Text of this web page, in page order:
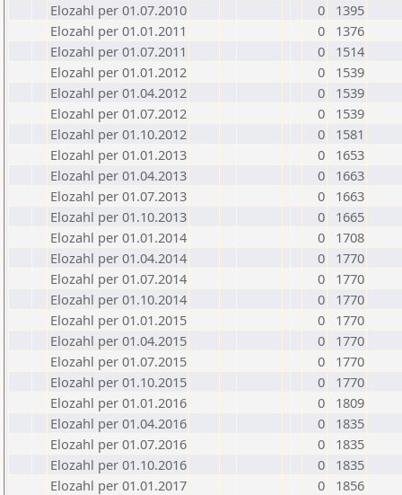
Elozahl per 01.07.2010
0
1395
Elozahl per 01.01.2011
0
1376
Elozahl per 01.07.2011
0
1514
Elozahl per 01.01.2012
0
1539
Elozahl per 01.04.2012
0
1539
Elozahl per 01.07.2012
0
1539
Elozahl per 01.10.2012
0
1581
Elozahl per 01.01.2013
0
1653
Elozahl per 01.04.2013
0
1663
Elozahl per 01.07.2013
0
1663
Elozahl per 01.10.2013
0
1665
Elozahl per 01.01.2014
0
1708
Elozahl per 01.04.2014
0
1770
Elozahl per 01.07.2014
0
1770
Elozahl per 01.10.2014
0
1770
Elozahl per 01.01.2015
0
1770
Elozahl per 01.04.2015
0
1770
Elozahl per 01.07.2015
0
1770
Elozahl per 01.10.2015
0
1770
Elozahl per 01.01.2016
0
1809
Elozahl per 01.04.2016
0
1835
Elozahl per 01.07.2016
0
1835
Elozahl per 01.10.2016
0
1835
Elozahl per 01.01.2017
0
1856